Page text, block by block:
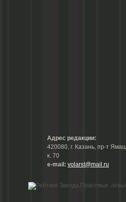
Адрес редакции:
420080, г. Казань, пр-т
к. 70
е-mail: volarst@mail.ru